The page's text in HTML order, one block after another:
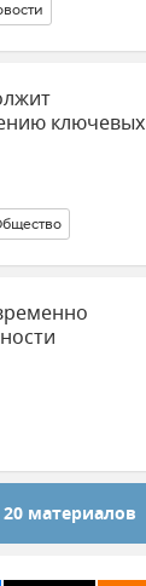
ключевых
материалов